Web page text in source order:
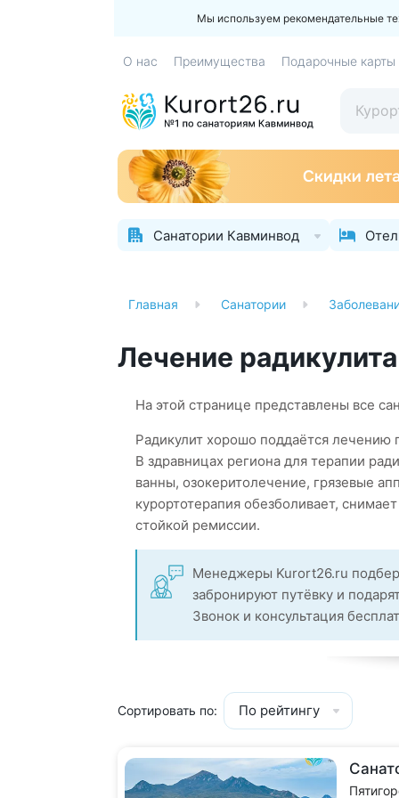
Мы используем рекомендательные
О нас Преимущества Подарочные карты
Санатории Кавминвод
Главная Санатории
Лечение
На этой странице представлены все
Радикулит хорошо поддаётся
В здравницах региона для терапии
ванны, озокеритолечение, грязевые
курортотерапия обезболивает,
стойкой ремиссии.
Менеджеры Kurort26.ru
забронируют путёвку и
Звонок и консультация
Сортировать по: По рейтингу